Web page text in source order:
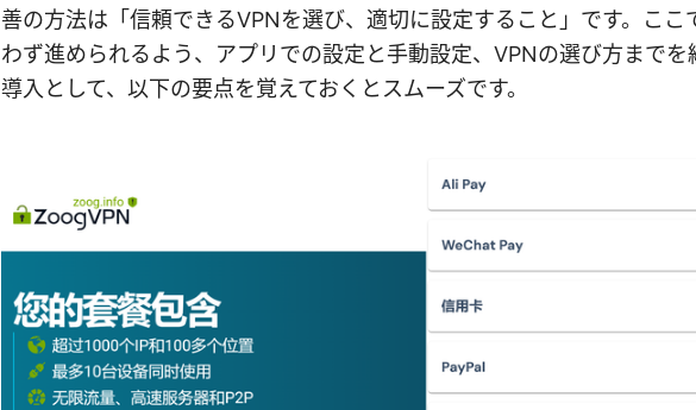
善の方法は「信頼できるVPNを選び、適切に設定すること」です。ここ
わず進められるよう、アプリでの設定と手動設定、VPNの選び方までを
導入として、以下の要点を覚えておくとスムーズです。